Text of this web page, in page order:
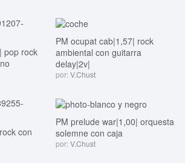
pop rock
PM ocupat cab|1,57| rock
ambiental con guitarra
delay|2v|
por:V.Chust
con
PM prelude war|1,00| orquesta
solemne con caja
por:V.Chust